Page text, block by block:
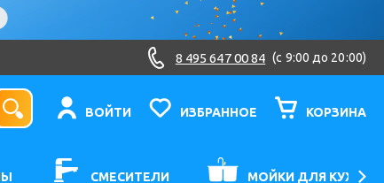
8 495 647 00 84 (c 9:00 до 20:00)
ВОЙТИ ИЗБРАННОЕ КОРЗИНА
СМЕСИТЕЛИ МОЙКИ ДЛЯ КУХНИ